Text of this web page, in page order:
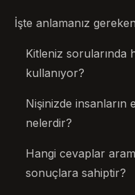
İşte anlamanız
Kitleniz sorularında
kullanıyor?
Nişinizde insanların
nelerdir?
Hangi cevaplar
sonuçlara sahiptir?